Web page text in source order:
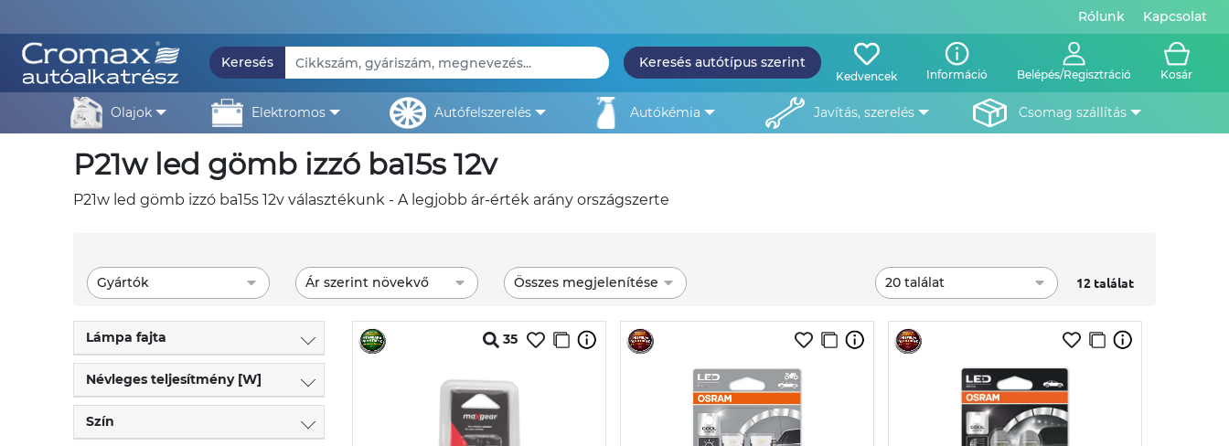
Rólunk Kapcsolat
Keresés Keresés autótípus szerint
Kedvencek Információ Belépés/Regisztráció Kosár
olajok elektromos autófelszerelés autókémia javítás, szerelés csomag szállítás
p21w led gömb izzó ba15s 12v
p21w led gömb izzó ba15s 12v választékunk - A legjobb ár-érték arány országszerte
Gyártók Ár szerint növekvő Összes megjelenítése 20 találat 12 találat
Lámpa fajta
Névleges teljesítmény [W]
Szín
35